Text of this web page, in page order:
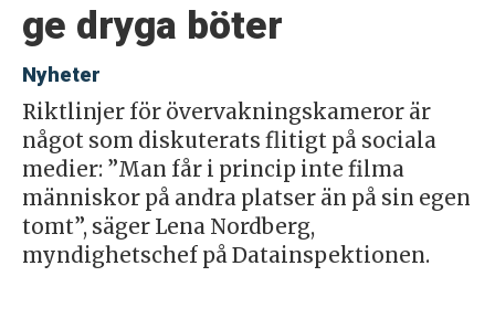
ge dryga böter
Nyheter
Riktlinjer för övervakningskameror är
något som diskuterats flitigt på sociala
medier: ”Man får i princip inte filma
människor på andra platser än på sin egen
tomt”, säger Lena Nordberg,
myndighetschef på Datainspektionen.